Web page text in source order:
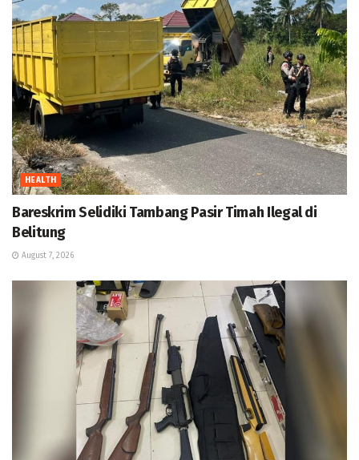
HEALTH
Bareskrim Selidiki Tambang Pasir Timah Ilegal di
Belitung
August 7, 2026